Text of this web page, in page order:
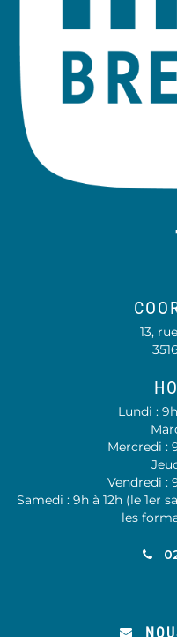
13,
Lundi :
Mercredi :
Vendredi :
Samedi : 9h à 12h (le 1er
les